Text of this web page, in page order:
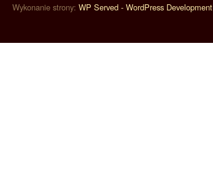
Wykonanie strony: WP Served - WordPress Development